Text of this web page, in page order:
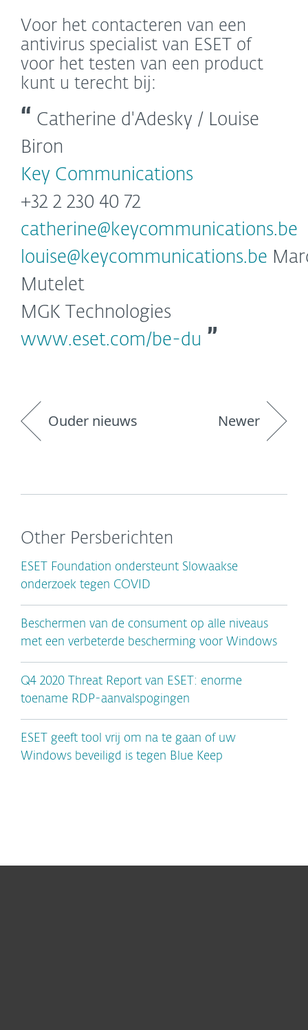
Voor het contacteren van een
antivirus specialist van ESET of
voor het testen van een product
kunt u terecht bij:
Catherine d'Adesky / Louise
Biron
Key Communications
+32 2 230 40 72
catherine@keycommunications.be
louise@keycommunications.be
Mutelet
MGK Technologies
www.eset.com/be-du
Ouder nieuws Newer
Other Persberichten
ESET Foundation ondersteunt Slowaakse
onderzoek tegen COVID
Beschermen van de consument op alle niveaus
met een verbeterde bescherming voor Windows
Q4 2020 Threat Report van ESET: enorme
toename RDP-aanvalspogingen
ESET geeft tool vrij om na te gaan of uw
Windows beveiligd is tegen Blue Keep